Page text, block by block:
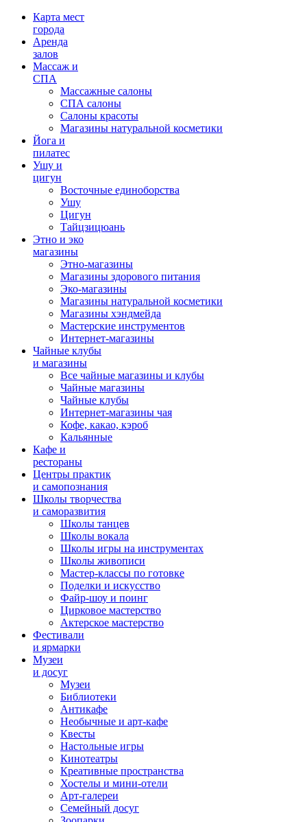
Карта мест
города
Аренда
залов
Массаж и
СПА
Массажные салоны
СПА салоны
Салоны красоты
Магазины натуральной косметики
Йога и
пилатес
Ушу и
цигун
Восточные единоборства
Ушу
Цигун
Тайцзицюань
Этно и эко
магазины
Этно-магазины
Магазины здорового питания
Эко-магазины
Магазины натуральной косметики
Магазины хэндмейда
Мастерские инструментов
Интернет-магазины
Чайные клубы
и магазины
Все чайные магазины и клубы
Чайные магазины
Чайные клубы
Интернет-магазины чая
Кофе, какао, кэроб
Кальянные
Кафе и
рестораны
Центры практик
и самопознания
Школы творчества
и саморазвития
Школы танцев
Школы вокала
Школы игры на инструментах
Школы живописи
Мастер-классы по готовке
Поделки и искусство
Файр-шоу и поинг
Цирковое мастерство
Актерское мастерство
Фестивали
и ярмарки
Музеи
и досуг
Музеи
Библиотеки
Антикафе
Необычные и арт-кафе
Квесты
Настольные игры
Кинотеатры
Креативные пространства
Хостелы и мини-отели
Арт-галереи
Семейный досуг